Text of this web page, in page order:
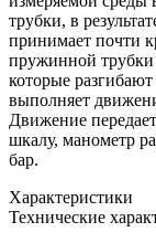
трубки, в
принимает почти
пружинной трубки
которые
выполняет
Движение
шкалу, манометр
бар.
Характеристики
Технические